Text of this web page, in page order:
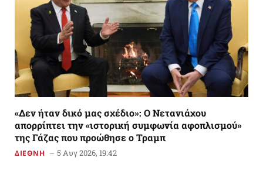
«Δεν ήταν δικό μας σχέδιο»: Ο Νετανιάχου
απορρίπτει την «ιστορική συμφωνία αφοπλισμού»
της Γάζας που προώθησε ο Τραμπ
ΔΙΕΘΝΗ 5 Αυγ 2026, 19:42